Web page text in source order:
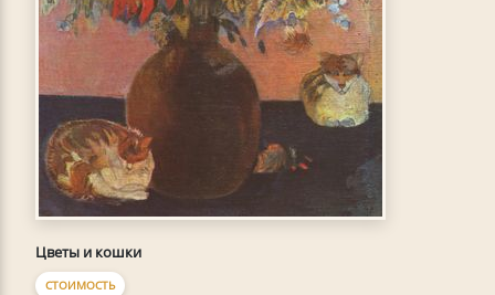
Цветы и кошки
СТОИМОСТЬ